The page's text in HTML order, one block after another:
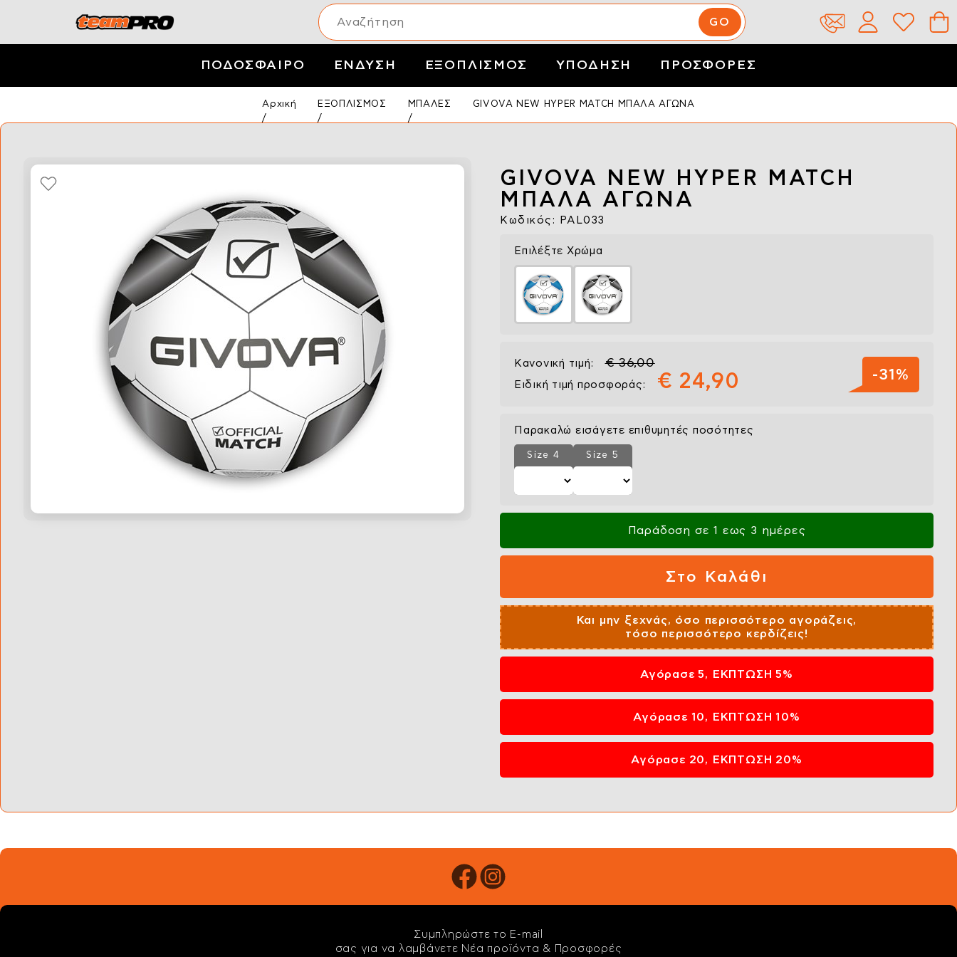
ΠΟΔΟΣΦΑΙΡΟ ΕΝΔΥΣΗ ΕΞΟΠΛΙΣΜΟΣ ΥΠΟΔΗΣΗ ΠΡΟΣΦΟΡΕΣ
Αρχική ΕΞΟΠΛΙΣΜΟΣ ΜΠΑΛΕΣ GIVOVA NEW HYPER MATCH ΜΠΑΛΑ ΑΓΩΝΑ
GIVOVA NEW HYPER MATCH
ΜΠΑΛΑ ΑΓΩΝΑ
Κωδικός: PAL033
Επιλέξτε Χρώμα
Κανονική τιμή: € 36,00
Ειδική τιμή προσφοράς: € 24,90 -31%
Παρακαλώ εισάγετε επιθυμητές ποσότητες
Size 4 Size 5
Παράδοση σε 1 εως 3 ημέρες
Και μην ξεχνάς, όσο περισσότερο αγοράζεις,
τόσο περισσότερο κερδίζεις!
Αγόρασε 5, ΕΚΠΤΩΣΗ 5%
Αγόρασε 10, ΕΚΠΤΩΣΗ 10%
Αγόρασε 20, ΕΚΠΤΩΣΗ 20%
Συμπληρώστε το E-mail
σας για να λαμβάνετε Νέα προϊόντα & Προσφορές